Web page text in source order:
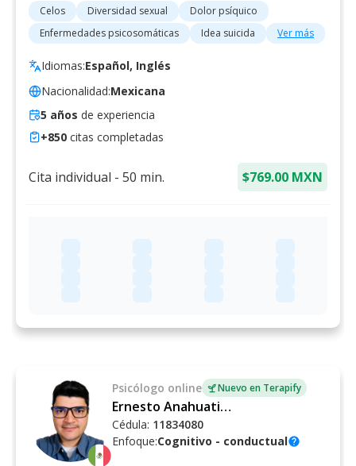
Celos Diversidad sexual
Dolor psíquico
Enfermedades psicosomáticas
Idea suicida Ver más
Idiomas:Español, Inglés
Nacionalidad:Mexicana
5 años de experiencia
+850 citas completadas
Cita individual - 50 min. $769.00 MXN
Psicólogo online Nuevo en Terapify
Ernesto Anahuati Manrique
Cédula: 11834080
Enfoque:Cognitivo - conductualhelp